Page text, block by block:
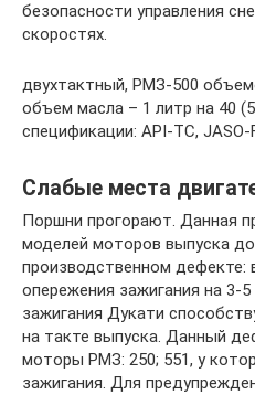
безопасности управления
скоростях.
двухтактный, РМЗ-500
объем масла – 1 литр на 40
спецификации: API-TC, JASO-
Слабые места
Поршни прогорают. Данная
моделей моторов выпуска
производственном дефекте:
опережения зажигания на 3-
зажигания Дукати
на такте выпуска. Данный
моторы РМЗ: 250; 551, у
зажигания. Для